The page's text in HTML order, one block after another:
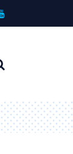
Lien
chaîne
Youtube